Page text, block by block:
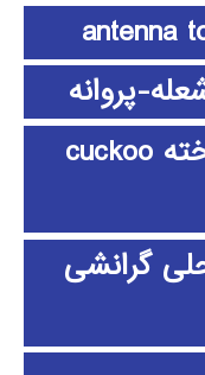
پروانه
الگوریتم جستجوی فاخته cuckoo
گرانشی